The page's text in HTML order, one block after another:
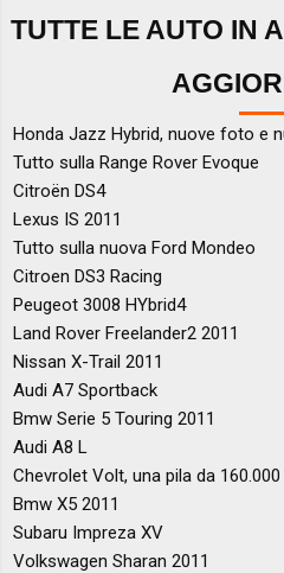
TUTTE LE AUTO IN
Honda Jazz Hybrid, nuove foto e
Tutto sulla Range Rover Evoque
Citroën DS4
Lexus IS 2011
Tutto sulla nuova Ford Mondeo
Citroen DS3 Racing
Peugeot 3008 HYbrid4
Land Rover Freelander2 2011
Nissan X-Trail 2011
Audi A7 Sportback
Bmw Serie 5 Touring 2011
Audi A8 L
Chevrolet Volt, una pila da
Bmw X5 2011
Subaru Impreza XV
Volkswagen Sharan 2011